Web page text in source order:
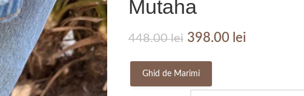
Mutaha
448.00lei 398.00 lei
Ghid de Marimi